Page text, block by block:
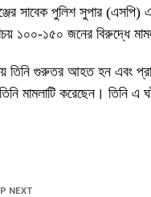
সাবেক পুলিশ সুপার (এসপি)
১০০-১৫০ জনের বিরুদ্ধে
গুরুতর আহত হন এবং
মামলাটি করেছেন। তিনি এ
NEXT